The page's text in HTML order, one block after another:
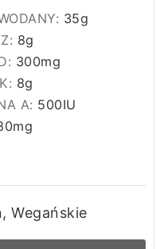
35g
8g
300mg
8g
A: 500IU
mg
Wegańskie